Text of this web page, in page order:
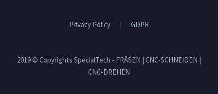
Privacy Policy GDPR
2019 © Copyrights SpecialTech - FRÄSEN | CNC-SCHNEIDEN |
CNC-DREHEN